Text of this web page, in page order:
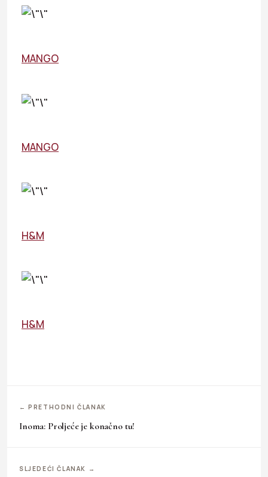
MANGO
MANGO
H&M
H&M
← PRETHODNI ČLANAK
Inoma: Proljeće je konačno tu!
SLJEDEĆI ČLANAK →